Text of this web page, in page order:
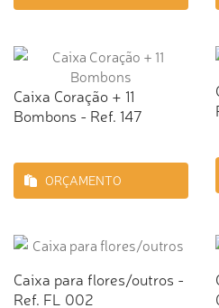
Caixa Coração + 11
Bombons - Ref. 147
ORÇAMENTO
Caixa para flores/outros -
Ref. FL 002